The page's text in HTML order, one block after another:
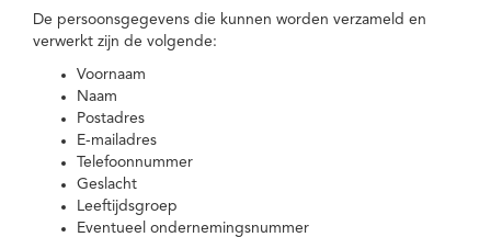
De persoonsgegevens die kunnen worden verzameld en
verwerkt zijn de volgende:
Voornaam
Naam
Postadres
E-mailadres
Telefoonnummer
Geslacht
Leeftijdsgroep
Eventueel ondernemingsnummer